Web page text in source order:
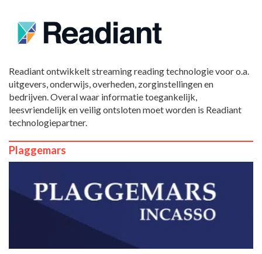
Readiant ontwikkelt streaming reading technologie voor o.a.
uitgevers, onderwijs, overheden, zorginstellingen en
bedrijven. Overal waar informatie toegankelijk,
leesvriendelijk en veilig ontsloten moet worden is Readiant
technologiepartner.
Plaggemars